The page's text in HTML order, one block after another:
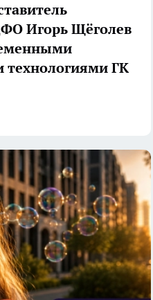
Игорь Щёголев
технологиями ГК